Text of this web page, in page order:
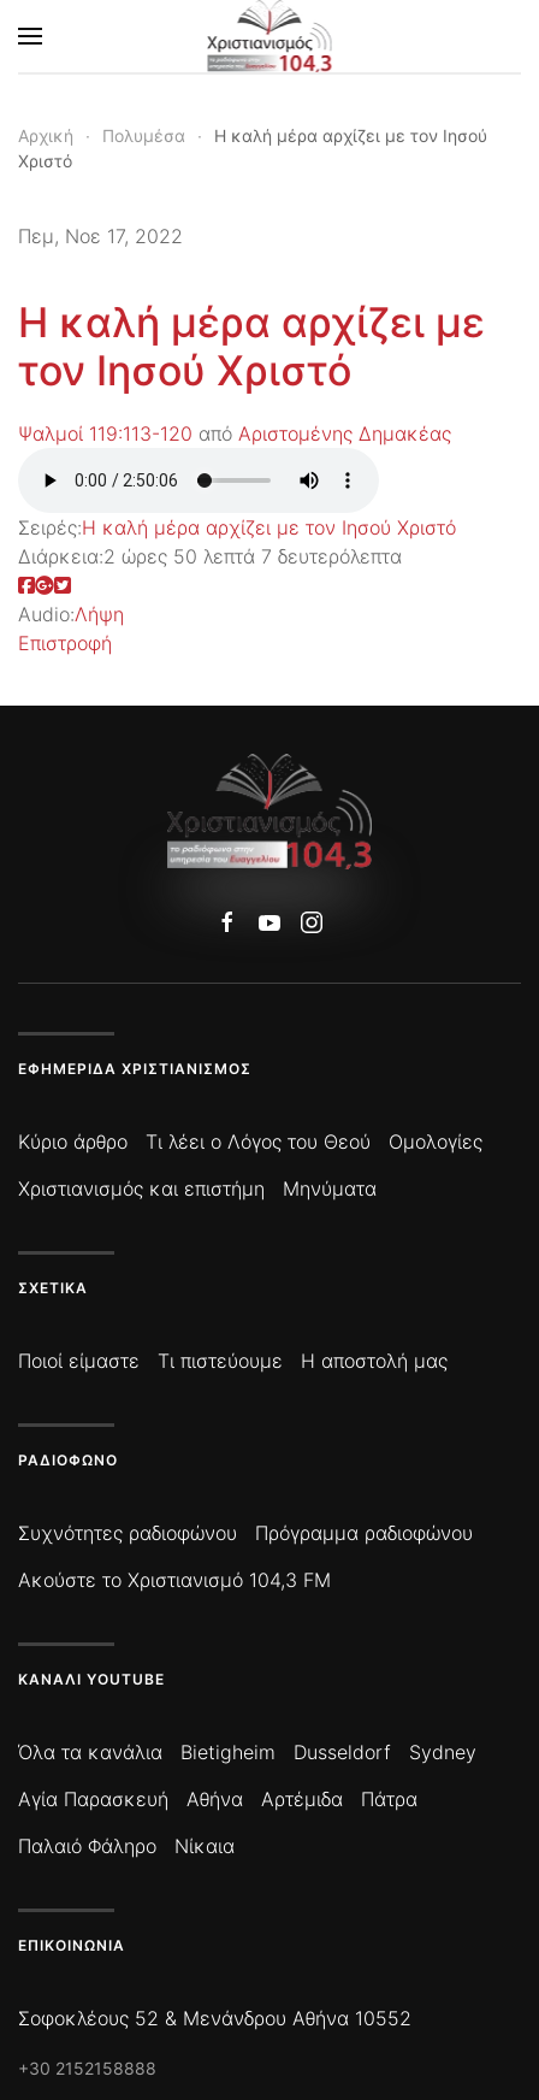
Skip to main content
Αρχική Πολυμέσα
Η καλή μέρα αρχίζει με τον Ιησού
Χριστό
Πεμ, Νοε 17, 2022
Η καλή μέρα αρχίζει με
τον Ιησού Χριστό
Ψαλμοί 119:113-120 από Αριστομένης Δημακέας
Σειρές:Η καλή μέρα αρχίζει με τον Ιησού Χριστό
Διάρκεια:2 ώρες 50 λεπτά 7 δευτερόλεπτα
Audio:Λήψη
Επιστροφή
ΕΦΗΜΕΡΊΔΑ ΧΡΙΣΤΙΑΝΙΣΜΌΣ
Κύριο άρθρο Τι λέει ο Λόγος του Θεού
Ομολογίες
Χριστιανισμός και επιστήμη
Μηνύματα
ΣΧΕΤΙΚΆ
Ποιοί είμαστε Τι πιστεύουμε Η αποστολή μας
ΡΑΔΙΌΦΩΝΟ
Συχνότητες ραδιοφώνου
Πρόγραμμα ραδιοφώνου
Ακούστε το Χριστιανισμό 104,3 FM
ΚΑΝΆΛΙ YOUTUBE
Όλα τα κανάλια Bietigheim Dusseldorf
Sydney
Αγία Παρασκευή
Αθήνα Αρτέμιδα
Πάτρα
Παλαιό Φάληρο
Νίκαια
ΕΠΙΚΟΙΝΩΝΊΑ
Σοφοκλέους 52 & Μενάνδρου Αθήνα 10552
+30 2152158888